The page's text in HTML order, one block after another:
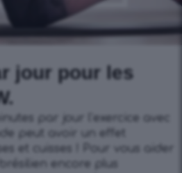
jour pour les
par jour l’exercice avec
peut avoir un effet
et cuisses ! Pour vous aider
encore plus